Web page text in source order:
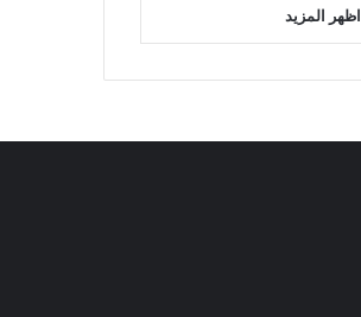
اظهر المزيد